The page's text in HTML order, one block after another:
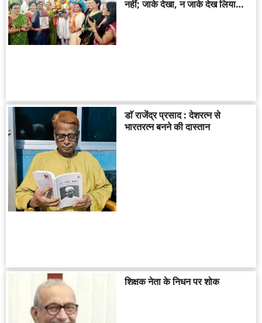
नहीं; जाके देखा, न जाके देख लिया…
डाॅ राजेंद्र प्रसाद : देशरत्न से
भारतरत्न बनने की दास्तान
शिक्षक नेता के निधन पर शोक